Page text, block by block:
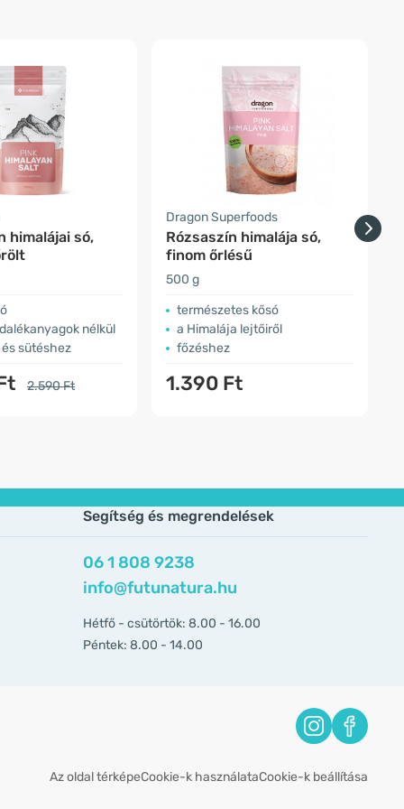
himalájai só,
nélkül
sütéshez
2.590 Ft
Dragon Superfoods
Rózsaszín himalája só,
finom őrlésű
500 g
természetes kősó
a Himalája lejtőiről
főzéshez
1.390 Ft
Segítség és megrendelések
06 1 808 9238
info@futunatura.hu
Hétfő - csütörtök: 8.00 - 16.00
Péntek: 8.00 - 14.00
Az oldal térképeCookie-k használataCookie-k beállítása